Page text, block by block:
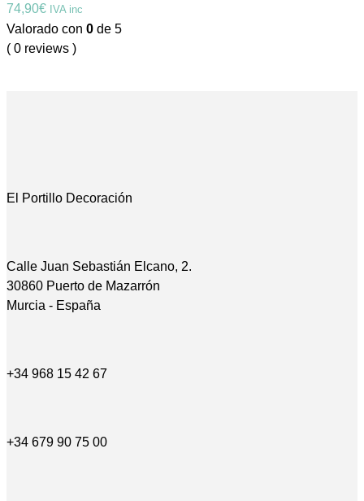
74,90€ IVA inc
Valorado con 0 de 5
( 0 reviews )
El Portillo Decoración
Calle Juan Sebastián Elcano, 2.
30860 Puerto de Mazarrón
Murcia - España
+34 968 15 42 67
+34 679 90 75 00